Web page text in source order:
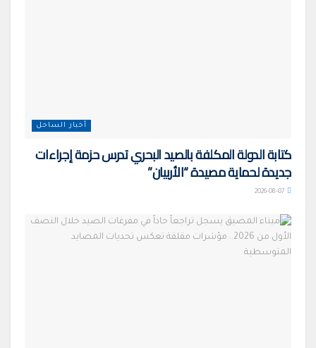
أخبار الساحل
كتابة الدولة المكلفة بالصيد البحري تدرس حزمة إجراءات
جديدة لحماية مصيدة “الأربيان”